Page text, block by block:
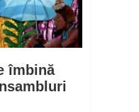
îmbină